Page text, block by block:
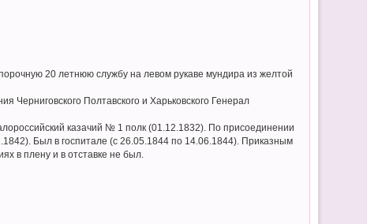
20 летнюю службу на левом рукаве мундира из желтой
Черниговского Полтавского и Харьковского Генерал
казачий № 1 полк (01.12.1832). По присоединении
Был в госпитале (с 26.05.1844 по 14.06.1844). Приказным
в плену и в отставке не был.